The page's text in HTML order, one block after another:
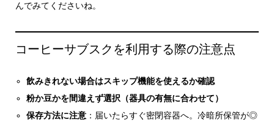
んでみてくださいね。
コーヒーサブスクを利用する際の注意点
飲みきれない場合はスキップ機能を使えるか確認
粉か豆かを間違えず選択（器具の有無に合わせて）
保存方法に注意 ：届いたらすぐ密閉容器へ。冷暗所保管が◎